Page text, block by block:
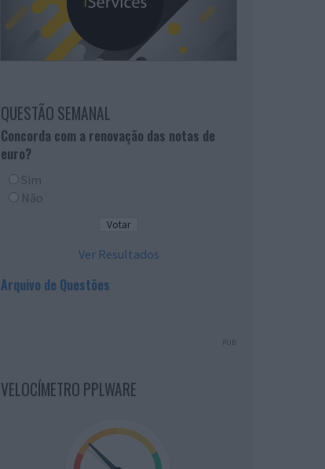
QUESTÃO SEMANAL
Concorda com a renovação das notas de
euro?
Sim
Não
Ver Resultados
Arquivo de Questões
PUB
VELOCÍMETRO PPLWARE